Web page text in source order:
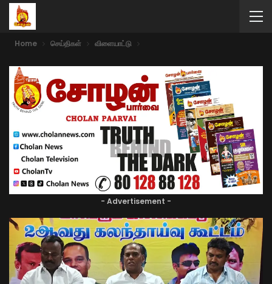
Home செய்திகள் விளையாட்டு
- Advertisement -